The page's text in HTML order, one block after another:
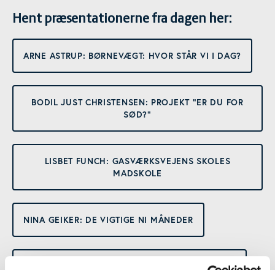
Hent præsentationerne fra dagen her:
ARNE ASTRUP: BØRNEVÆGT: HVOR STÅR VI I DAG?
BODIL JUST CHRISTENSEN: PROJEKT "ER DU FOR
SØD?"
LISBET FUNCH: GASVÆRKSVEJENS SKOLES
MADSKOLE
NINA GEIKER: DE VIGTIGE NI MÅNEDER
SUSANNE HEDE: SUNDHEDSPLEJERSKENS ROLLE